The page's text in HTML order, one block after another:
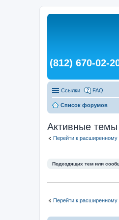
(812) 670-02-
Ссылки FAQ
Список форумов
Активные темы
Перейти к расширенному
Подходящих тем или
Перейти к расширенному